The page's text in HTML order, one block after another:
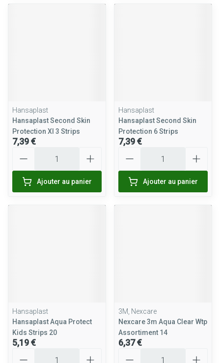
Hansaplast
Hansaplast Second Skin
Protection Xl 3 Strips
7,39 €
Ajouter au panier
Hansaplast
Hansaplast Second Skin
Protection 6 Strips
7,39 €
Ajouter au panier
Hansaplast
Hansaplast Aqua Protect
Kids Strips 20
5,19 €
3M, Nexcare
Nexcare 3m Aqua Clear Wtp
Assortiment 14
6,37 €